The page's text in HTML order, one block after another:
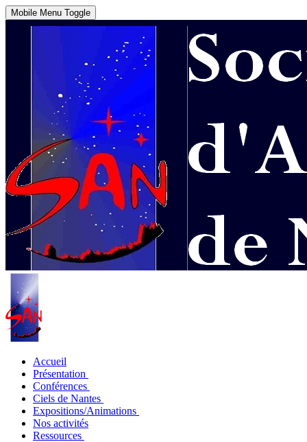
Mobile Menu Toggle
Accueil
Présentation
Conférences
Ciels de Nantes
Expositions/Animations
Nos activités
Ressources